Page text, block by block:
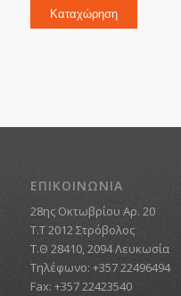
Καταχώρηση
ΕΠΙΚΟΙΝΩΝΙΑ
28ης Οκτωβρίου Αρ. 20
Τ.Τ 2012 Στρόβολος
Τ.Θ 28410, 2094 Λευκωσία
Τηλέφωνο: +357 22496494
Fax: +357 22423540